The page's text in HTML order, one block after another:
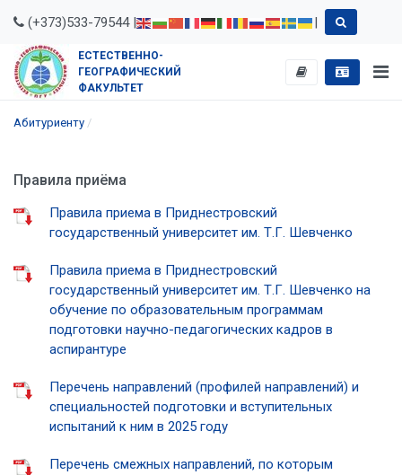
(+373)533-79544 | |
ЕСТЕСТВЕННО-
ГЕОГРАФИЧЕСКИЙ
ФАКУЛЬТЕТ
Абитуриенту
Правила приёма
Правила приема в Приднестровский
государственный университет им. Т.Г. Шевченко
Правила приема в Приднестровский
государственный университет им. Т.Г. Шевченко на
обучение по образовательным программам
подготовки научно-педагогических кадров в
аспирантуре
Перечень направлений (профилей направлений) и
специальностей подготовки и вступительных
испытаний к ним в 2025 году
Перечень смежных направлений, по которым